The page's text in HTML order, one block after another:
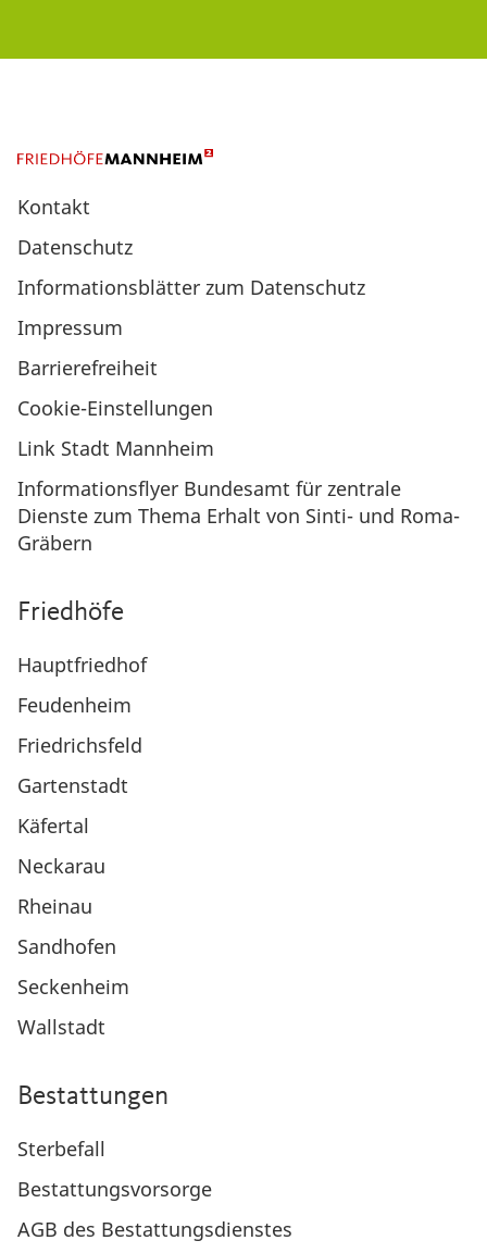
Kontakt
Datenschutz
Informationsblätter zum Datenschutz
Impressum
Barrierefreiheit
Cookie-Einstellungen
Link Stadt Mannheim
Informationsflyer Bundesamt für zentrale
Dienste zum Thema Erhalt von Sinti- und Roma-
Gräbern
Friedhöfe
Hauptfriedhof
Feudenheim
Friedrichsfeld
Gartenstadt
Käfertal
Neckarau
Rheinau
Sandhofen
Seckenheim
Wallstadt
Bestattungen
Sterbefall
Bestattungsvorsorge
AGB des Bestattungsdienstes